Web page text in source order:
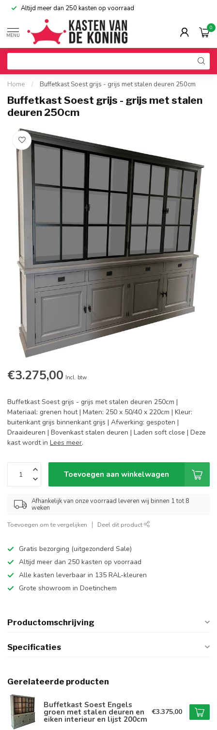
Altijd meer dan 250 kasten op voorraad
MENU
0
Home / Buffetkast Soest grijs - grijs met stalen deuren 250cm
Buffetkast Soest grijs - grijs met stalen
deuren 250cm
€3.275,00 Incl. btw
Buffetkast Soest grijs - grijs met stalen deuren 250cm |
Materiaal: grenen hout | Maten: 250 x 50/40 x 220cm | Kleur:
buitenkant grijs binnenkant grijs | Afwerking: gespoten |
Draaideuren | Bovenkast stalen deuren | Laden soft close | Deze
kast wordt in Lees meer.
Toevoegen aan winkelwagen
Afhankelijk van onze voorraad leveren wij binnen 1 tot 8
weken
Toevoegen om te vergelijken Deel dit product
Gratis bezorging (uitgezonderd Sale)
Altijd meer dan 250 kasten op voorraad
Alle kasten leverbaar in 135 RAL-kleuren
Grote showroom in Doetinchem
Productomschrijving
Specificaties
Gerelateerde producten
Buffetkast Soest Engels
groen met stalen deuren en
eiken interieur en lijst 200cm
€3.375,00